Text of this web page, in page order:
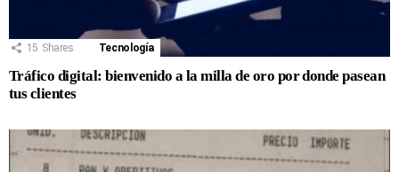
15 Shares Tecnología
Tráfico digital: bienvenido a la milla de oro por donde pasean
tus clientes